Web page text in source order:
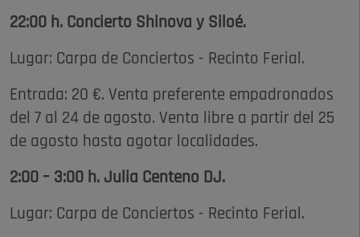
22:00 h. Concierto Shinova y Siloé.
Lugar: Carpa de Conciertos - Recinto Ferial.
Entrada: 20 €. Venta preferente empadronados
del 7 al 24 de agosto. Venta libre a partir del 25
de agosto hasta agotar localidades.
2:00 – 3:00 h. Julia Centeno DJ.
Lugar: Carpa de Conciertos - Recinto Ferial.